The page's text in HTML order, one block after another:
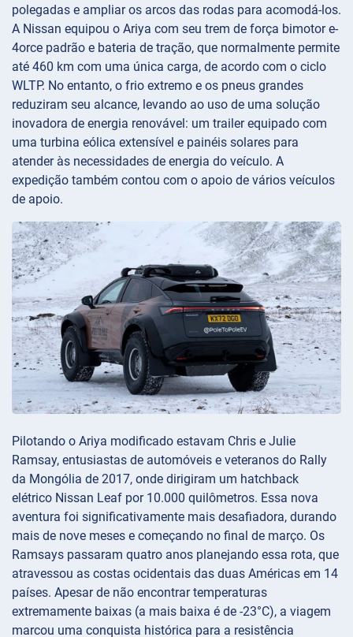
polegadas e ampliar os arcos das rodas para acomodá-los.
A Nissan equipou o Ariya com seu trem de força bimotor e-
4orce padrão e bateria de tração, que normalmente permite
até 460 km com uma única carga, de acordo com o ciclo
WLTP. No entanto, o frio extremo e os pneus grandes
reduziram seu alcance, levando ao uso de uma solução
inovadora de energia renovável: um trailer equipado com
uma turbina eólica extensível e painéis solares para
atender às necessidades de energia do veículo. A
expedição também contou com o apoio de vários veículos
de apoio.
Pilotando o Ariya modificado estavam Chris e Julie
Ramsay, entusiastas de automóveis e veteranos do Rally
da Mongólia de 2017, onde dirigiram um hatchback
elétrico Nissan Leaf por 10.000 quilômetros. Essa nova
aventura foi significativamente mais desafiadora, durando
mais de nove meses e começando no final de março. Os
Ramsays passaram quatro anos planejando essa rota, que
atravessou as costas ocidentais das duas Américas em 14
países. Apesar de não encontrar temperaturas
extremamente baixas (a mais baixa é de -23°C), a viagem
marcou uma conquista histórica para a resistência